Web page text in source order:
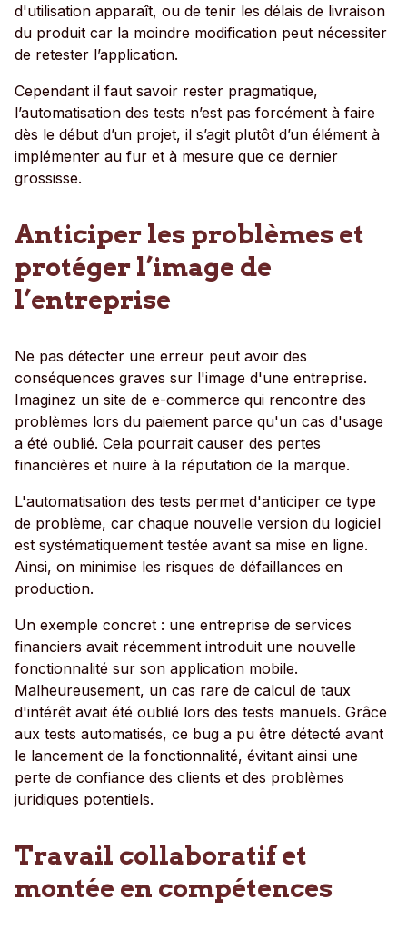
d'utilisation apparaît, ou de tenir les délais de livraison
du produit car la moindre modification peut nécessiter
de retester l’application.
Cependant il faut savoir rester pragmatique,
l’automatisation des tests n’est pas forcément à faire
dès le début d’un projet, il s’agit plutôt d’un élément à
implémenter au fur et à mesure que ce dernier
grossisse.
Anticiper les problèmes et
protéger l’image de
l’entreprise
Ne pas détecter une erreur peut avoir des
conséquences graves sur l'image d'une entreprise.
Imaginez un site de e-commerce qui rencontre des
problèmes lors du paiement parce qu'un cas d'usage
a été oublié. Cela pourrait causer des pertes
financières et nuire à la réputation de la marque.
L'automatisation des tests permet d'anticiper ce type
de problème, car chaque nouvelle version du logiciel
est systématiquement testée avant sa mise en ligne.
Ainsi, on minimise les risques de défaillances en
production.
Un exemple concret : une entreprise de services
financiers avait récemment introduit une nouvelle
fonctionnalité sur son application mobile.
Malheureusement, un cas rare de calcul de taux
d'intérêt avait été oublié lors des tests manuels. Grâce
aux tests automatisés, ce bug a pu être détecté avant
le lancement de la fonctionnalité, évitant ainsi une
perte de confiance des clients et des problèmes
juridiques potentiels.
Travail collaboratif et
montée en compétences